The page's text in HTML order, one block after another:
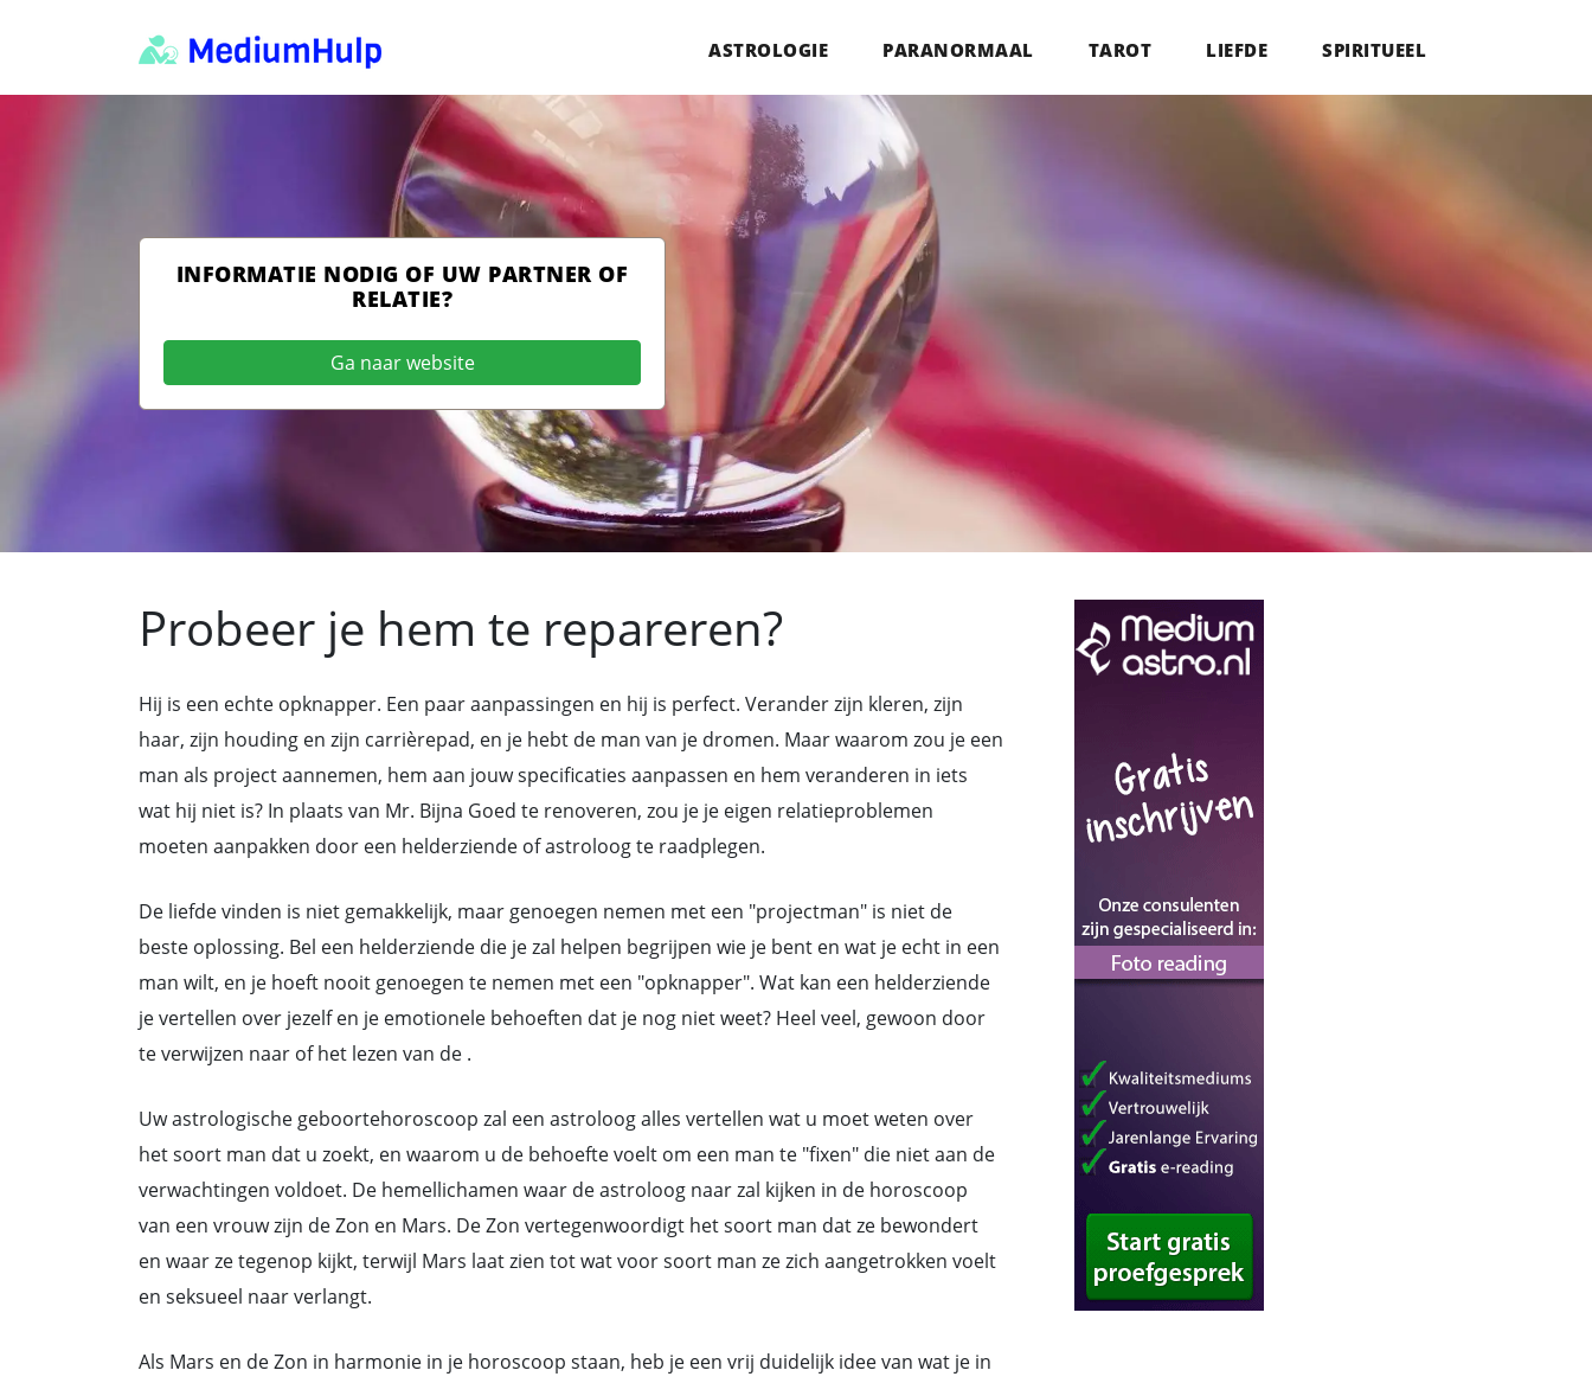
ASTROLOGIE PARANORMAAL TAROT LIEFDE SPIRITUEEL
INFORMATIE NODIG OF UW PARTNER OF
RELATIE?
Ga naar website
Probeer je hem te repareren?
Hij is een echte opknapper. Een paar aanpassingen en hij is perfect. Verander zijn kleren, zijn
haar, zijn houding en zijn carrièrepad, en je hebt de man van je dromen. Maar waarom zou je een
man als project aannemen, hem aan jouw specificaties aanpassen en hem veranderen in iets
wat hij niet is? In plaats van Mr. Bijna Goed te renoveren, zou je je eigen relatieproblemen
moeten aanpakken door een helderziende of astroloog te raadplegen.
De liefde vinden is niet gemakkelijk, maar genoegen nemen met een "projectman" is niet de
beste oplossing. Bel een helderziende die je zal helpen begrijpen wie je bent en wat je echt in een
man wilt, en je hoeft nooit genoegen te nemen met een "opknapper". Wat kan een helderziende
je vertellen over jezelf en je emotionele behoeften dat je nog niet weet? Heel veel, gewoon door
te verwijzen naar of het lezen van de .
Uw astrologische geboortehoroscoop zal een astroloog alles vertellen wat u moet weten over
het soort man dat u zoekt, en waarom u de behoefte voelt om een man te "fixen" die niet aan de
verwachtingen voldoet. De hemellichamen waar de astroloog naar zal kijken in de horoscoop
van een vrouw zijn de Zon en Mars. De Zon vertegenwoordigt het soort man dat ze bewondert
en waar ze tegenop kijkt, terwijl Mars laat zien tot wat voor soort man ze zich aangetrokken voelt
en seksueel naar verlangt.
Als Mars en de Zon in harmonie in je horoscoop staan, heb je een vrij duidelijk idee van wat je in